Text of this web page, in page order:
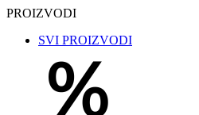
PROIZVODI
SVI PROIZVODI